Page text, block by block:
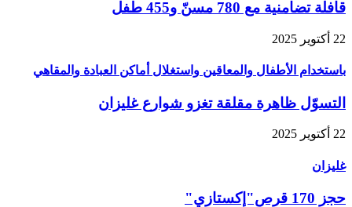
قافلة تضامنية مع 780 مسنّ و455 طفل
22 أكتوير 2025
باستخدام الأطفال والمعاقين واستغلال أماكن العبادة والمقاهي
التسوّل ظاهرة مقلقة تغزو شوارع غليزان
22 أكتوير 2025
غليزان
حجز 170 قرص"إكستازي"